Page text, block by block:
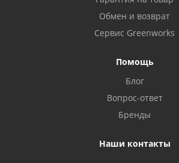
Обмен и возврат
Сервис Greenworks
Помощь
Блог
Вопрос-ответ
Бренды
Наши контакты